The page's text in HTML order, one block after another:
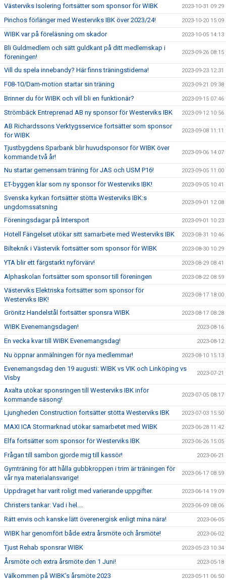
Västerviks Isolering fortsätter som sponsor för WIBK 2023-10-31 09:29
Pinchos förlänger med Westerviks IBK över 2023/24! 2023-10-20 15:09
WIBK var på föreläsning om skador 2023-10-05 14:13
Bli Guldmedlem och sätt guldkant på ditt medlemskap i
föreningen!
2023-09-26 08:15
Vill du spela innebandy? Här finns träningstiderna! 2023-09-23 12:31
F08-10/Dam-motion startar sin träning 2023-09-21 09:38
Brinner du för WIBK och vill bli en funktionär? 2023-09-15 07:46
Strömbäck Entreprenad AB ny sponsor för Westerviks IBK 2023-09-12 10:56
AB Richardssons Verktygsservice fortsätter som sponsor
för WIBK
2023-09-08 11:11
Tjustbygdens Sparbank blir huvudsponsor för WIBK över
kommande två år!
2023-09-06 14:07
Nu startar gemensam träning för JAS och USM P16! 2023-09-05 11:00
ET-byggen klar som ny sponsor för Westerviks IBK! 2023-09-05 10:41
Svenska kyrkan fortsätter stötta Westerviks IBK:s
ungdomssatsning
2023-09-01 12:08
Föreningsdagar på Intersport 2023-09-01 10:23
Hotell Fängelset utökar sitt samarbete med Westerviks IBK 2023-08-31 10:46
Bilteknik i Västervik fortsätter som sponsor för WIBK 2023-08-30 10:29
YTA blir ett färgstarkt nyförvärv! 2023-08-29 08:41
Alphaskolan fortsätter som sponsor till föreningen 2023-08-22 08:59
Västerviks Elektriska fortsätter som sponsor för
Westerviks IBK!
2023-08-17 18:00
Grönitz Handelstål fortsätter sponsra WIBK 2023-08-17 08:28
WIBK Evenemangsdagen! 2023-08-16
En vecka kvar till WIBK Evenemangsdag! 2023-08-12
Nu öppnar anmälningen för nya medlemmar! 2023-08-10 15:13
Evenemangsdag den 19 augusti: WIBK vs VIK och Linköping vs
Visby
2023-07-21
Axalta utökar sponsringen till Westerviks IBK inför
kommande säsong!
2023-07-05 08:17
Ljungheden Construction fortsätter stötta Westerviks IBK 2023-07-03 15:50
MAXI ICA Stormarknad utökar samarbetet med WIBK 2023-06-28 11:42
Elfa fortsätter som sponsor för Westerviks IBK 2023-06-26 15:05
Frågan till sambon gjorde mig till kassör! 2023-06-21
Gymträning för att hålla gubbkroppen i trim är träningen för
vår nya materialansvarige!
2023-06-17 08:59
Uppdraget har varit roligt med varierande uppgifter. 2023-06-14 19:09
Christers tankar: Vad i hel.... 2023-06-09 08:06
Rätt envis och kanske lätt överenergisk enligt mina nära! 2023-06-05
WIBK har genomfört både extra årsmöte och årsmöte! 2023-06-02
Tjust Rehab sponsrar WIBK 2023-05-23 10:34
Årsmöte och extra årsmöte den 1 Juni! 2023-05-18
Välkommen på WIBK’s årsmöte 2023 2023-05-11 06:50